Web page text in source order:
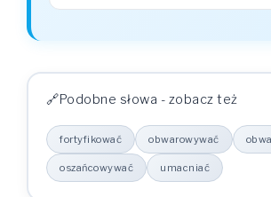
Podobne słowa - zobacz też
fortyfikować obwarowywać
oszańcowywać umacniać